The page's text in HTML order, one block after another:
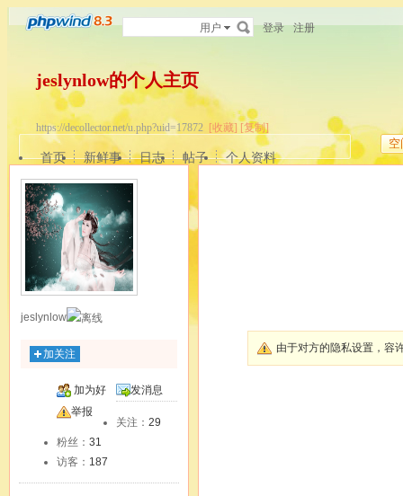
用户 登录 注册
jeslynlow的个人主页
https://decollector.net/u.php?uid=17872 [收藏] [复制]
空
首页 新鲜事 日志 帖子 个人资料
jeslynlow
加关注
加为好
友
发消息
举报
关注： 29
粉丝： 31
访客： 187
由于对方的隐私设置，容